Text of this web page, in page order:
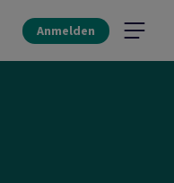
Anmelden